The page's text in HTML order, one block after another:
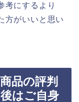
考にするより
方がいいと思い
品の評判
はご自身